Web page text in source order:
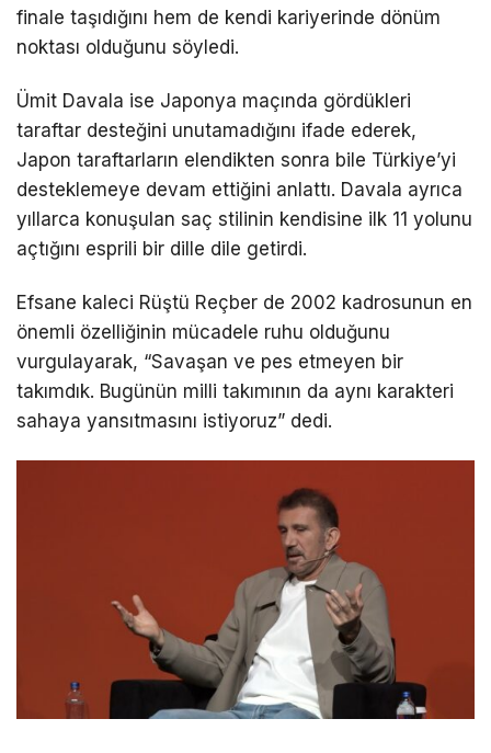
finale taşıdığını hem de kendi kariyerinde dönüm
noktası olduğunu söyledi.
Ümit Davala ise Japonya maçında gördükleri
taraftar desteğini unutamadığını ifade ederek,
Japon taraftarların elendikten sonra bile Türkiye’yi
desteklemeye devam ettiğini anlattı. Davala ayrıca
yıllarca konuşulan saç stilinin kendisine ilk 11 yolunu
açtığını esprili bir dille dile getirdi.
Efsane kaleci Rüştü Reçber de 2002 kadrosunun en
önemli özelliğinin mücadele ruhu olduğunu
vurgulayarak, “Savaşan ve pes etmeyen bir
takımdık. Bugünün milli takımının da aynı karakteri
sahaya yansıtmasını istiyoruz” dedi.